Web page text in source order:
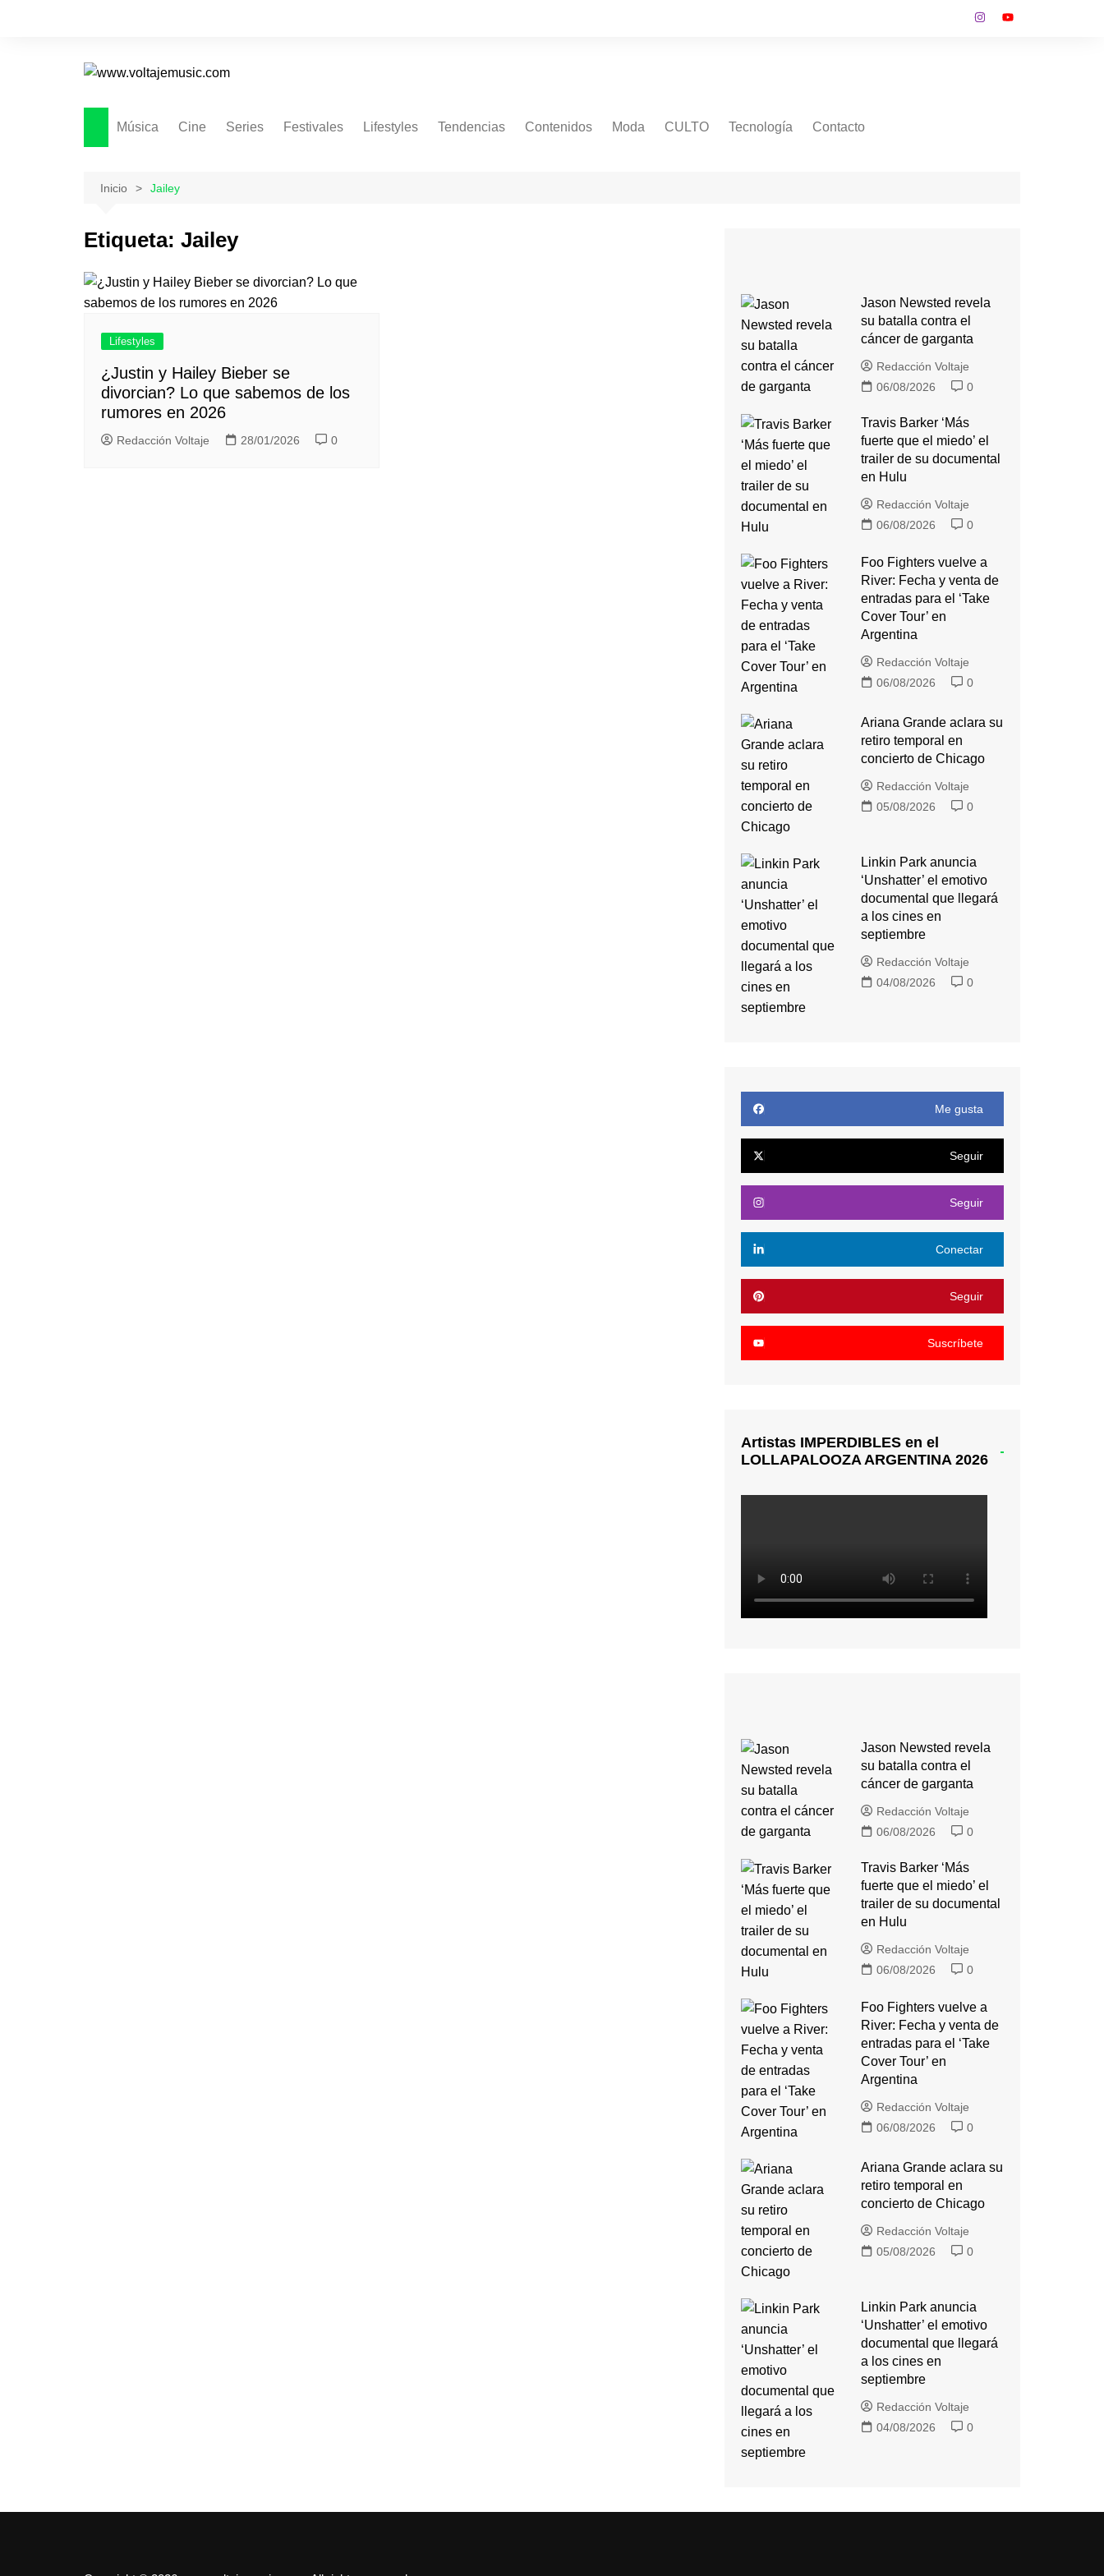
Música Cine Series Festivales Lifestyles Tendencias Contenidos Moda CULTO Tecnología Contacto
Inicio Jailey
Etiqueta: Jailey
Lifestyles
¿Justin y Hailey Bieber se
divorcian? Lo que sabemos de los
rumores en 2026
Redacción Voltaje 28/01/2026 0
Jason Newsted revela
su batalla contra el
cáncer de garganta
Redacción Voltaje
06/08/2026
0
Travis Barker ‘Más
fuerte que el miedo’ el
trailer de su documental
en Hulu
Redacción Voltaje
06/08/2026
0
Foo Fighters vuelve a
River: Fecha y venta de
entradas para el ‘Take
Cover Tour’ en
Argentina
Redacción Voltaje
06/08/2026
0
Ariana Grande aclara su
retiro temporal en
concierto de Chicago
Redacción Voltaje
05/08/2026
0
Linkin Park anuncia
‘Unshatter’ el emotivo
documental que llegará
a los cines en
septiembre
Redacción Voltaje
04/08/2026
0
Me gusta
Seguir
Seguir
Conectar
Seguir
Suscríbete
Artistas IMPERDIBLES en el
LOLLAPALOOZA ARGENTINA 2026
Jason Newsted revela
su batalla contra el
cáncer de garganta
Redacción Voltaje
06/08/2026
0
Travis Barker ‘Más
fuerte que el miedo’ el
trailer de su documental
en Hulu
Redacción Voltaje
06/08/2026
0
Foo Fighters vuelve a
River: Fecha y venta de
entradas para el ‘Take
Cover Tour’ en
Argentina
Redacción Voltaje
06/08/2026
0
Ariana Grande aclara su
retiro temporal en
concierto de Chicago
Redacción Voltaje
05/08/2026
0
Linkin Park anuncia
‘Unshatter’ el emotivo
documental que llegará
a los cines en
septiembre
Redacción Voltaje
04/08/2026
0